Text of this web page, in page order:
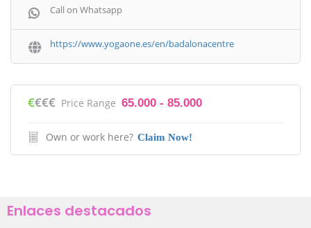
Call on Whatsapp
https://www.yogaone.es/en/badalonacentre
€€€€ Price Range 65.000 - 85.000
Own or work here? Claim Now!
Enlaces destacados